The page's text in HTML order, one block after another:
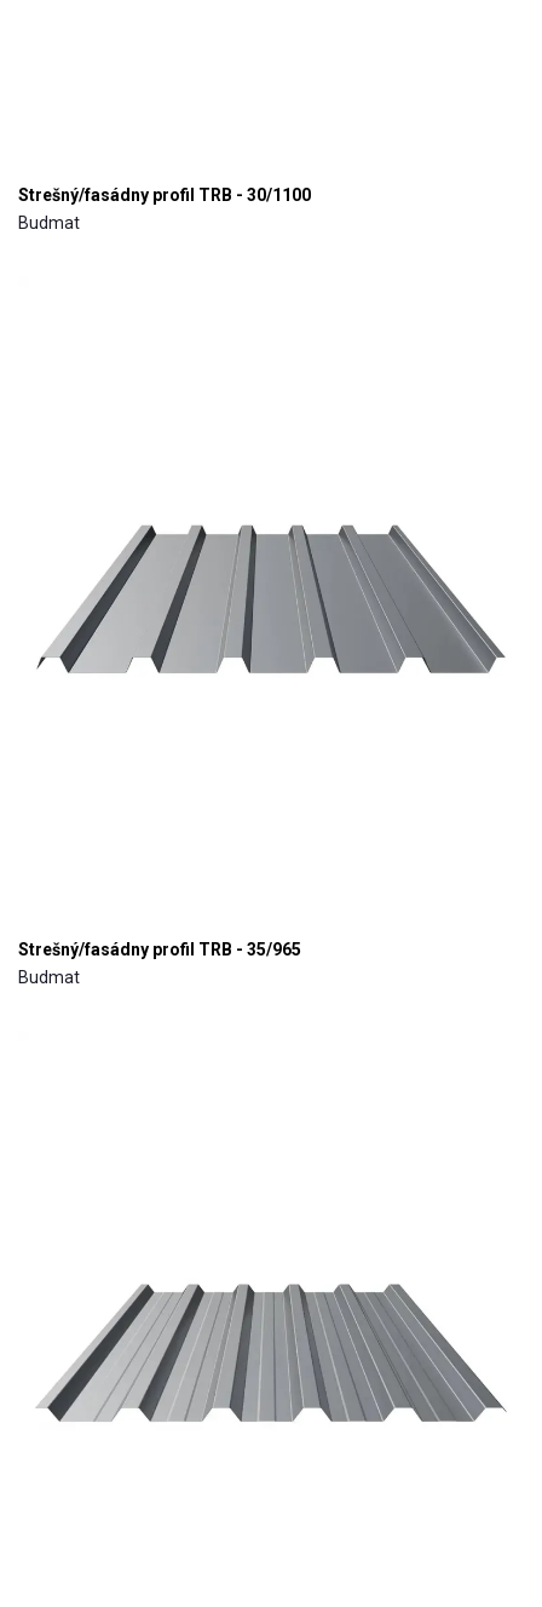
Strešný/fasádny profil TRB - 30/1100
Budmat
Strešný/fasádny profil TRB - 35/965
Budmat